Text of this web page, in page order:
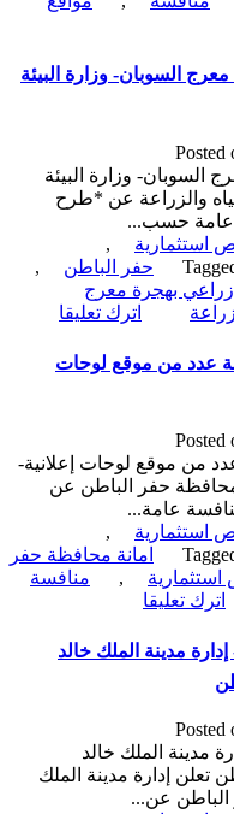
وزارة البيئة
وزارة البيئة
والزراعة عن *طرح
حسب...
,
حفر الباطن
,
بهجرة معرج
اترك تعليقاon
عامة-
مشتل
السوبان-
وزارة
والزراعة
من موقع لوحات
موقع لوحات إعلانية-
حفر الباطن عن
عامة...
,
امانة محافظة حفر
,
منافسة
تعليقاon
عامة-
إنشاء
عدد
من
موقع
لوحات
الملك خالد
الملك خالد
إدارة مدينة الملك
عن...